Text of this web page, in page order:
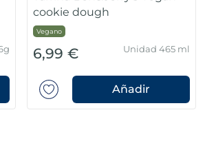
cookie dough
Vegano
6,99 € Unidad 465 ml
Añadir